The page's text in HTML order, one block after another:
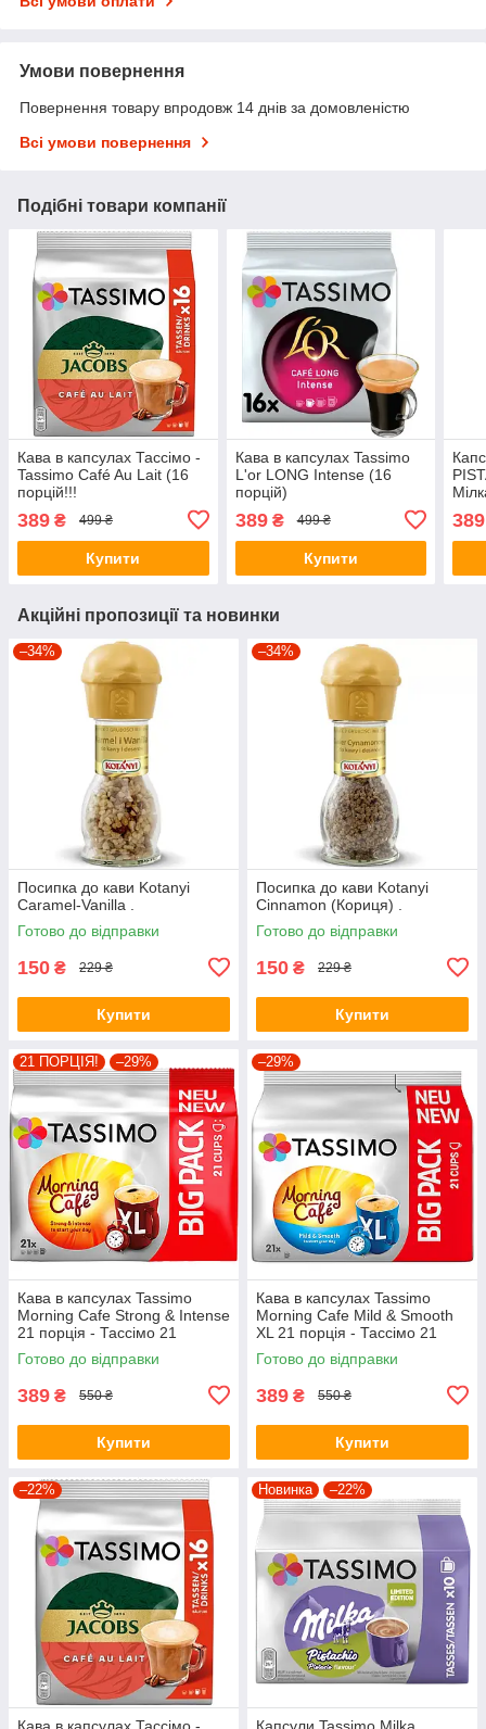
Умови повернення
Повернення товару впродовж 14 днів за домовленістю
Всі умови повернення
Подібні товари компанії
Кава в капсулах Тассімо -
Tassimo Café Au Lait (16
порцій!!!
389 ₴ 499 ₴
Купити
Кава в капсулах Tassimo
L'or LONG Intense (16
порцій)
389₴ 499 ₴
Купити
160
389
Акційні пропозиції та новинки
–34%
Посипка до кави Kotanyi
Caramel-Vanilla .
Готово до відправки
150 ₴ 229 ₴
Купити
–34%
Посипка до кави Kotanyi
Cinnamon (Кориця) .
Готово до відправки
150 ₴ 229 ₴
Купити
21 ПОРЦІЯ! –29%
Кава в капсулах Tassimo
Morning Cafe Strong & Intense
21 порція - Тассімо 21
капсула BIG PACK
Готово до відправки
389 ₴ 550 ₴
Купити
–29%
Кава в капсулах Tassimo
Morning Cafe Mild & Smooth
XL 21 порція - Тассімо 21
капсула BIG PACK
Готово до відправки
389 ₴ 550 ₴
Купити
–22%
Кава в капсулах Тассімо -
Новинка –22%
Капсули Tassimo Milka